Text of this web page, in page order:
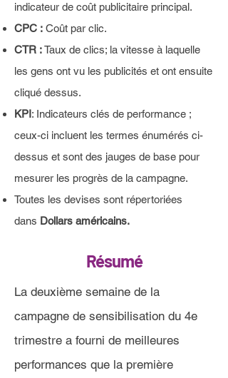
indicateur de coût publicitaire principal.
CPC : Coût par clic.
CTR :Taux de clics; la vitesse à laquelle
les gens ont vu les publicités et ont ensuite
cliqué dessus.
KPI: Indicateurs clés de performance ;
ceux-ci incluent les termes énumérés ci-
dessus et sont des jauges de base pour
mesurer les progrès de la campagne.
Toutes les devises sont répertoriées
dans Dollars américains.
Résumé
La deuxième semaine de la
campagne de sensibilisation du 4e
trimestre a fourni de meilleures
performances que la première